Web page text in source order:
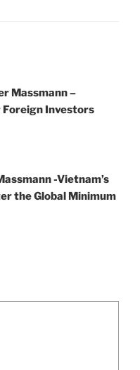
Massmann –
Investors
-Vietnam’s
the Global Minimum